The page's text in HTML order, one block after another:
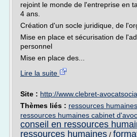
rejoint le monde de l'entreprise en
4 ans.
Création d'un socle juridique, de
Mise en place et sécurisation de
personnel
Mise en place des...
Lire la suite
Site : http://www.clebret-
Thèmes liés : ressources
ressources humaines cabinet
conseil en ressources
ressources humaines /